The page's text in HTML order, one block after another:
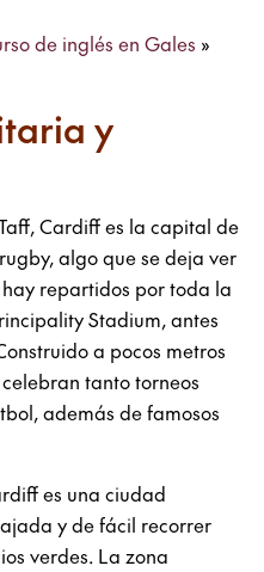
de inglés en Gales »
y
Cardiff es la capital de
algo que se deja ver
hay repartidos por toda la
Stadium, antes
a pocos metros
tanto torneos
además de famosos
es una ciudad
y de fácil recorrer
verdes. La zona